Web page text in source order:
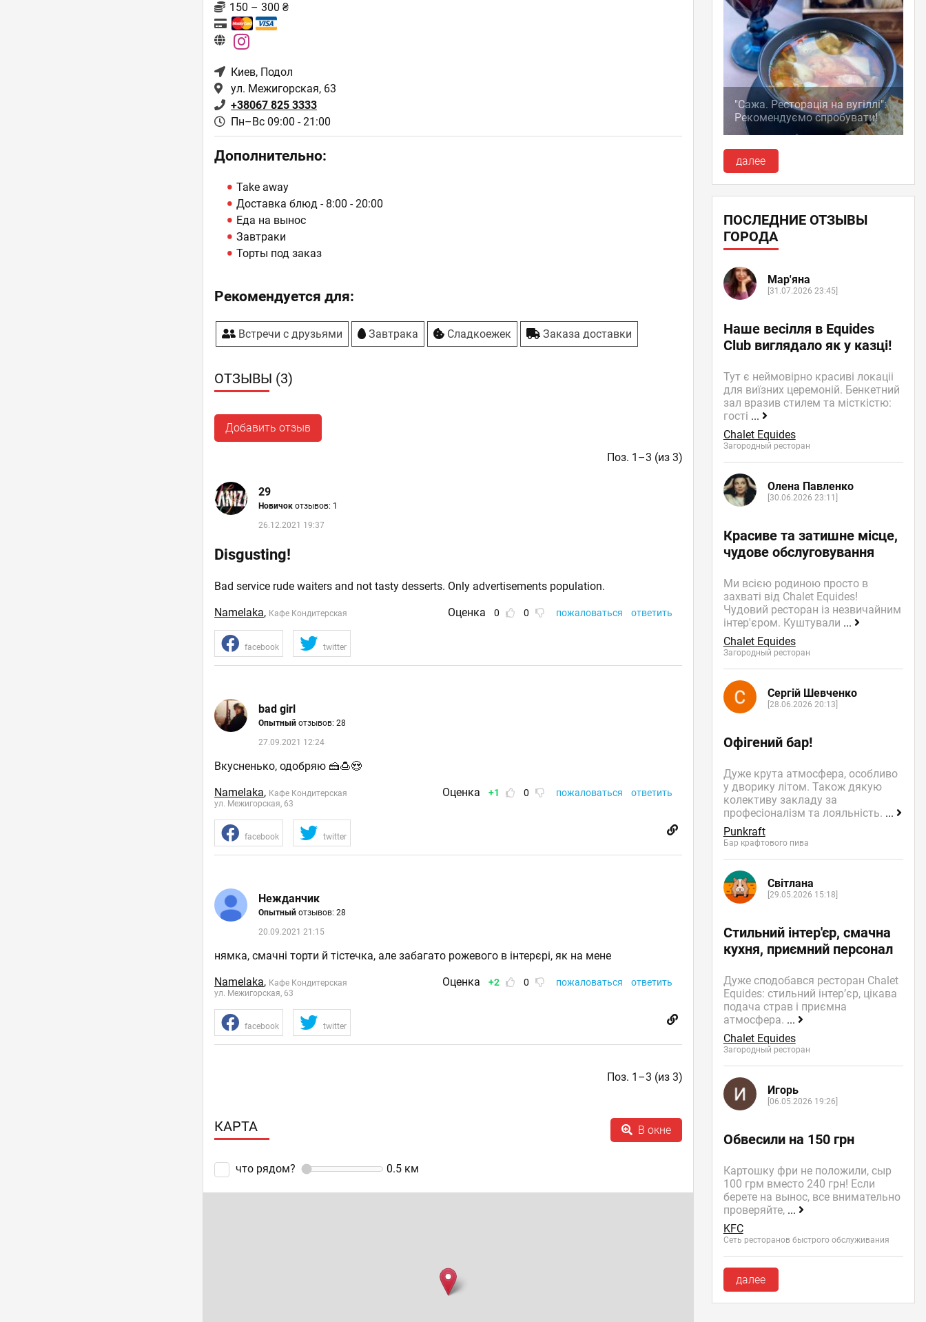
150 – 300 ₴
Киев, Подол
ул. Межигорская, 63
+38067 825 3333
Пн–Вс 09:00 - 21:00
Дополнительно:
Take away
Доставка блюд - 8:00 - 20:00
Еда на вынос
Завтраки
Торты под заказ
Рекомендуется для:
Встречи с друзьями Завтрака Сладкоежек Заказа доставки
ОТЗЫВЫ (3)
Добавить отзыв
Поз. 1–3 (из 3)
29
Новичокотзывов: 1
26.12.2021 19:37
Disgusting!
Bad service rude waiters and not tasty desserts. Only advertisements population.
Namelaka, Кафе Кондитерская Оценка 0 0 пожаловаться ответить
facebook twitter
bad girl
Опытныйотзывов: 28
27.09.2021 12:24
Вкусненько, одобряю 🍰🍮😍
Namelaka, Кафе Кондитерская
ул. Межигорская, 63
Оценка +1 0 пожаловаться ответить
facebook twitter
Нежданчик
Опытныйотзывов: 28
20.09.2021 21:15
нямка, смачні торти й тістечка, але забагато рожевого в інтерєрі, як на мене
Namelaka, Кафе Кондитерская
ул. Межигорская, 63
Оценка +2 0 пожаловаться ответить
facebook twitter
Поз. 1–3 (из 3)
КАРТА В окне
что рядом? 0.5 км
"Сажа. Ресторація на вугіллі":
Рекомендуємо спробувати!
далее
ПОСЛЕДНИЕ ОТЗЫВЫ
ГОРОДА
Мар'яна
[31.07.2026 23:45]
Наше весілля в Equides
Club виглядало як у казці!
Тут є неймовірно красиві локаціі
для виїзних церемоній. Бенкетний
зал вразив стилем та місткістю:
гості ...
Chalet Equides
Загородный ресторан
Олена Павленко
[30.06.2026 23:11]
Красиве та затишне місце,
чудове обслуговування
Ми всією родиною просто в
захваті від Chalet Equides!
Чудовий ресторан із незвичайним
інтер'єром. Куштували ...
Chalet Equides
Загородный ресторан
Сергій Шевченко
[28.06.2026 20:13]
Офігений бар!
Дуже крута атмосфера, особливо
у дворику літом. Також дякую
колективу закладу за
професіоналізм та лояльність. ...
Punkraft
Бар крафтового пива
Світлана
[29.05.2026 15:18]
Стильний інтер'єр, смачна
кухня, приємний персонал
Дуже сподобався ресторан Chalet
Equides: стильний інтер’єр, цікава
подача страв і приємна
атмосфера. ...
Chalet Equides
Загородный ресторан
Игорь
[06.05.2026 19:26]
Обвесили на 150 грн
Картошку фри не положили, сыр
100 грм вместо 240 грн! Если
берете на вынос, все внимательно
проверяйте, ...
KFC
Сеть ресторанов быстрого обслуживания
далее